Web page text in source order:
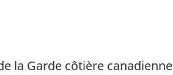
la Garde côtière canadienne